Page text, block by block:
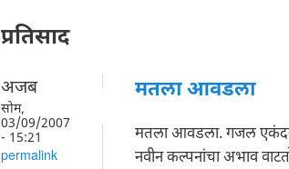
प्रतिसाद
अजब
सोम,
03/09/2007
- 15:21
permalink
मतला आवडला
मतला आवडला. गजल
नवीन कल्पनांचा अभाव